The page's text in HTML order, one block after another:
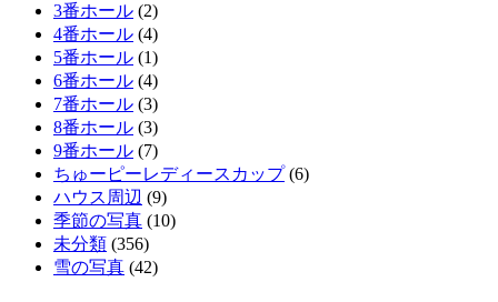
3番ホール (2)
4番ホール (4)
5番ホール (1)
6番ホール (4)
7番ホール (3)
8番ホール (3)
9番ホール (7)
ちゅーピーレディースカップ(6)
ハウス周辺 (9)
季節の写真 (10)
未分類 (356)
雪の写真 (42)